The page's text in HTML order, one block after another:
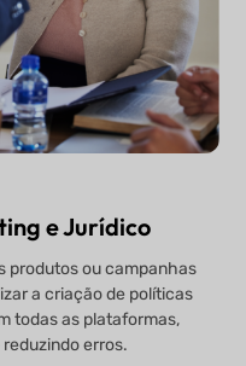
e Jurídico
produtos ou campanhas
a criação de políticas
todas as plataformas,
erros.